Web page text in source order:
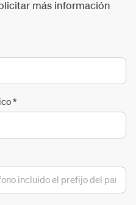
más información
*